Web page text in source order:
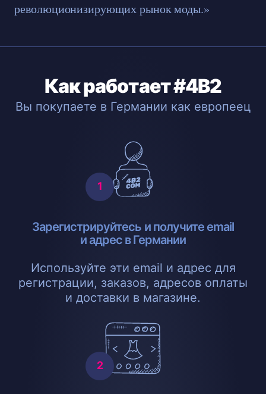
революционизирующих рынок моды.»
Как работает #4B2
Вы покупаете в Германии как европеец
Зарегистрируйтесь и получите email
и адрес в Германии
Используйте эти email и адрес для
регистрации, заказов, адресов оплаты
и доставки в магазине.